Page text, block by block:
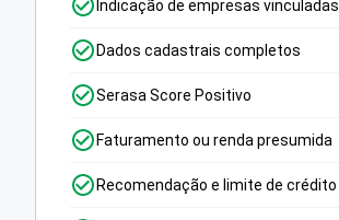
Indicação de empresas vinculadas
Dados cadastrais completos
Serasa Score Positivo
Faturamento ou renda presumida
Recomendação e limite de crédito